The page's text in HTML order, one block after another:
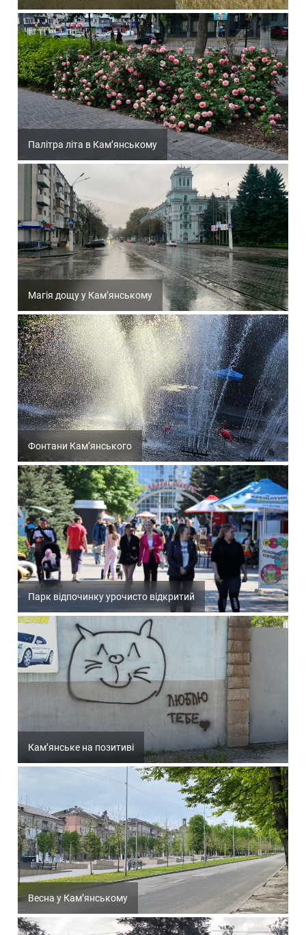
Палітра літа в Кам’янському
Магія дощу у Кам’янському
Фонтани Кам’янського
Парк відпочинку урочисто відкритий
Кам’янське на позитиві
Весна у Кам’янському